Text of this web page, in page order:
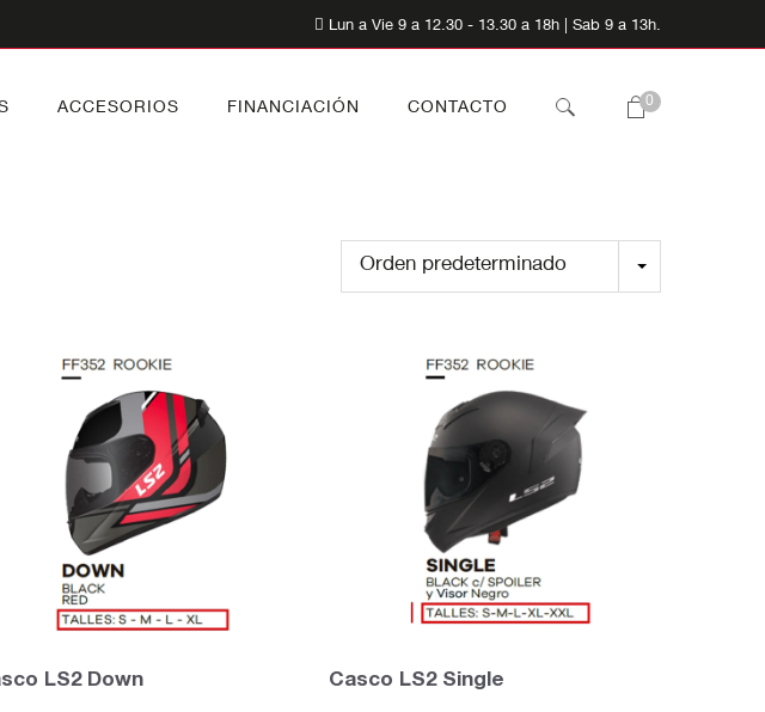
Lun a Vie 9 a 12.30 - 13.30 a 18h | Sab 9 a 13h.
ACCESORIOS FINANCIACIÓN CONTACTO 0
LS2 Down Casco LS2 Single